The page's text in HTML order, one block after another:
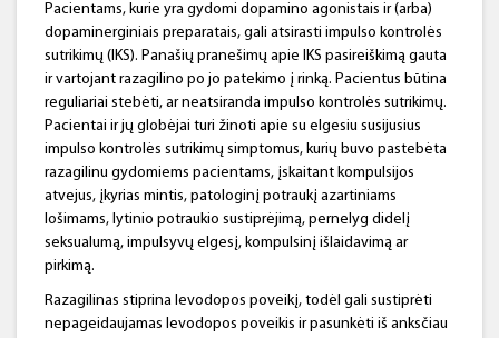
Pacientams, kurie yra gydomi dopamino agonistais ir (arba)
dopaminerginiais preparatais, gali atsirasti impulso kontrolės
sutrikimų (IKS). Panašių pranešimų apie IKS pasireiškimą gauta
ir vartojant razagilino po jo patekimo į rinką. Pacientus būtina
reguliariai stebėti, ar neatsiranda impulso kontrolės sutrikimų.
Pacientai ir jų globėjai turi žinoti apie su elgesiu susijusius
impulso kontrolės sutrikimų simptomus, kurių buvo pastebėta
razagilinu gydomiems pacientams, įskaitant kompulsijos
atvejus, įkyrias mintis, patologinį potraukį azartiniams
lošimams, lytinio potraukio sustiprėjimą, pernelyg didelį
seksualumą, impulsyvų elgesį, kompulsinį išlaidavimą ar
pirkimą.
Razagilinas stiprina levodopos poveikį, todėl gali sustiprėti
nepageidaujamas levodopos poveikis ir pasunkėti iš anksčiau